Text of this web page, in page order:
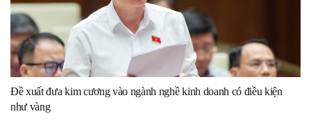
Đề xuất đưa kim cương vào ngành nghề kinh doanh có điều kiện
như vàng